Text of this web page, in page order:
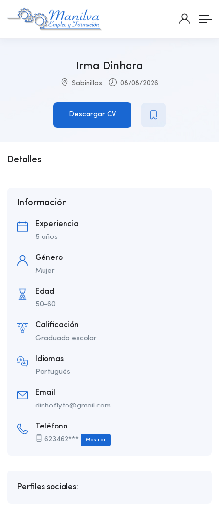
Irma Dinhora
Sabinillas 08/08/2026
Descargar CV
Detalles
Información
Experiencia
5 años
Género
Mujer
Edad
50-60
Calificación
Graduado escolar
Idiomas
Portugués
Email
dinhoflyto@gmail.com
Teléfono
623462*** Mostrar
Perfiles sociales: